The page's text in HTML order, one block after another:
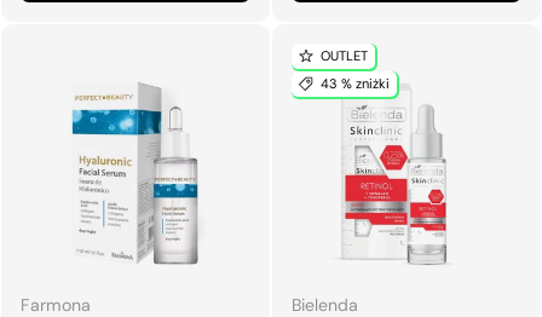
Farmona
OUTLET
43 % zniżki
Bielenda